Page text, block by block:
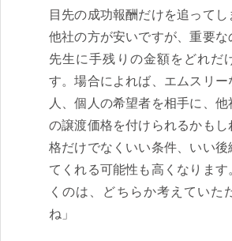
目先の成功報酬だけを追ってし
他社の方が安いですが、重要な
先生に手残りの金額をどれだ
す。場合によれば、エムスリー
人、個人の希望者を相手に、
の譲渡価格を付けられるかもし
格だけでなくいい条件、いい後
てくれる可能性も高くなります
くのは、どちらか考えていた
ね」